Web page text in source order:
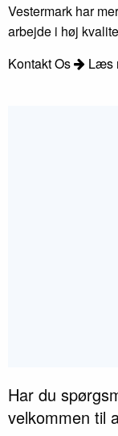
Vestermark har
arbejde i høj
Kontakt Os
Læs
Button Text
Har du
velkommen til